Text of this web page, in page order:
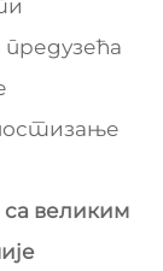
великим